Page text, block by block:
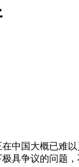
国大概已难以
具争议的问题